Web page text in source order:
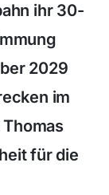
ihr 30-
2029
im
für die